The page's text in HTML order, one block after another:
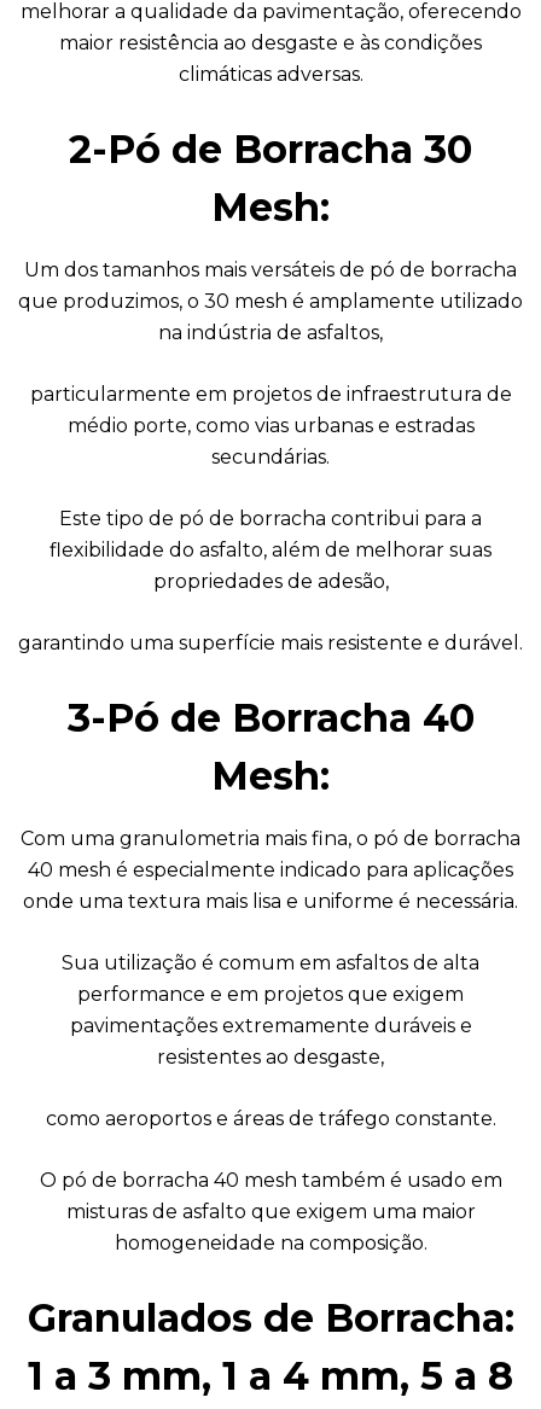
melhorar a qualidade da pavimentação, oferecendo
maior resistência ao desgaste e às condições
climáticas adversas.
2-Pó de Borracha 30
Mesh:
Um dos tamanhos mais versáteis de pó de borracha
que produzimos, o 30 mesh é amplamente utilizado
na indústria de asfaltos,
particularmente em projetos de infraestrutura de
médio porte, como vias urbanas e estradas
secundárias.
Este tipo de pó de borracha contribui para a
flexibilidade do asfalto, além de melhorar suas
propriedades de adesão,
garantindo uma superfície mais resistente e durável.
3-Pó de Borracha 40
Mesh:
Com uma granulometria mais fina, o pó de borracha
40 mesh é especialmente indicado para aplicações
onde uma textura mais lisa e uniforme é necessária.
Sua utilização é comum em asfaltos de alta
performance e em projetos que exigem
pavimentações extremamente duráveis e
resistentes ao desgaste,
como aeroportos e áreas de tráfego constante.
O pó de borracha 40 mesh também é usado em
misturas de asfalto que exigem uma maior
homogeneidade na composição.
Granulados de Borracha:
1 a 3 mm, 1 a 4 mm, 5 a 8